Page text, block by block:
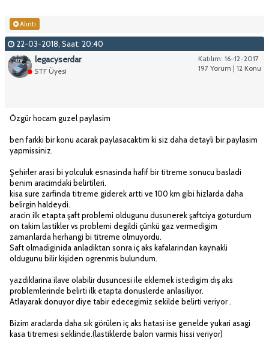
Alıntı
22-03-2018, Saat: 20:40
Katılım: 16-12-2017
197 Yorum | 12 Konu
legacyserdar
STF Üyesi
Özgür hocam guzel paylasim
ben farkki bir konu acarak paylasacaktim ki siz daha detayli bir paylasim
yapmissiniz.
Şehirler arasi bi yolculuk esnasinda hafif bir titreme sonucu basladi
benim aracimdaki belirtileri.
kisa sure zarfinda titreme giderek artti ve 100 km gibi hizlarda daha
belirgin haldeydi.
aracin ilk etapta şaft problemi oldugunu dusunerek şaftciya goturdum
on takim lastikler vs problemi degildi çünkü gaz vermedigim
zamanlarda herhangi bi titreme olmuyordu.
Saft olmadiginida anladiktan sonra iç aks kafalarindan kaynakli
oldugunu bilir kişiden ogrenmis bulundum.
yazdiklarina ilave olabilir dusuncesi ile eklemek istedigim dış aks
problemlerinde belirti ilk etapta donuslerde anlasiliyor.
Atlayarak donuyor diye tabir edecegimiz sekilde belirti veriyor .
Bizim araclarda daha sık görülen iç aks hatasi ise genelde yukari asagi
kasa titremesi seklinde.(lastiklerde balon varmis hissi veriyor)